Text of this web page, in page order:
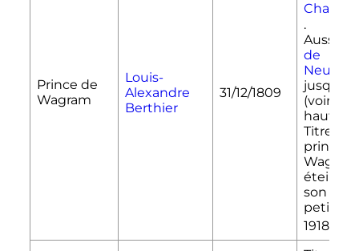
Prince de
Wagram
Louis-
Alexandre
Berthier
31/12/1809
.
Aussi
de
jusqu'en
(voir
haut).
Titre de
prince
Wagram
éteint
son
petit-
1918